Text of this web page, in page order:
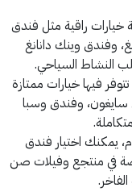
خيارات راقية مثل فندق
وفندق وينك دانانغ
النشاط السياحي.
فيها خيارات ممتازة
سايغون، وفندق وسبا
يمكنك اختيار فندق
في منتجع وفيلات صن